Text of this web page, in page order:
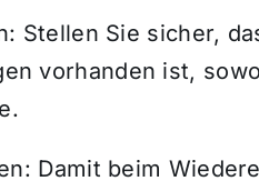
Stellen Sie sicher,
vorhanden ist,
Damit beim